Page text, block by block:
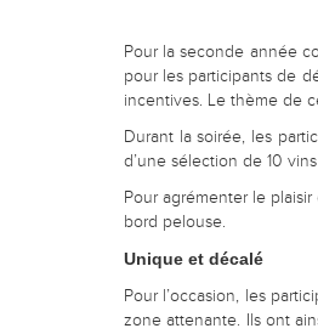
Pour la seconde année
pour les participants de
incentives. Le thème de
Durant la soirée, les
d’une sélection de 10
Pour agrémenter le
bord pelouse.
Unique et décalé
Pour l’occasion, les
zone attenante. Ils ont